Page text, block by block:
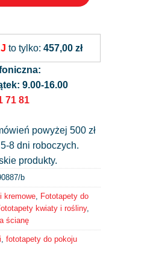
to tylko: 457,00 zł
9.00-16.00
71 81
powyżej 500 zł
8 dni roboczych.
produkty.
b
kremowe
Fototapety do
kwiaty i rośliny,
ścianę
fototapety do pokoju